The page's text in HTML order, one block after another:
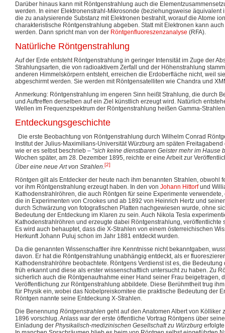
Darüber hinaus kann mit Röntgenstrahlung auch die
werden. In einer Elektronenstrahl-Mikrosonde (beziehungsweise äquivalent
die zu analysierende Substanz mit Elektronen bestrahlt, worauf die Atome
charakteristische Röntgenstrahlung abgeben. Statt mit Elektronen kann
werden. Dann spricht man von der Röntgenfluoreszenzanalyse (RFA).
Natürliche Röntgenstrahlung
Auf der Erde entsteht Röntgenstrahlung in geringer Intensität im Zuge der
Strahlungsarten, die von radioaktivem Zerfall und der Höhenstrahlung
anderen Himmelskörpern entsteht, erreichen die Erdoberfläche nicht, weil
abgeschirmt werden. Sie werden mit Röntgensatelliten wie Chandra und
Anmerkung: Röntgenstrahlung im engeren Sinn heißt Strahlung, die durch
und Auftreffen derselben auf ein Ziel künstlich erzeugt wird. Natürlich
Wellen im Frequenzspektrum der Röntgenstrahlung heißen Gamma-
Entdeckungsgeschichte
Die erste Beobachtung von Röntgenstrahlung durch Wilhelm Conrad
Institut der Julius-Maximilians-Universität Würzburg am späten
wie er es selbst beschrieb – "sich keine dienstbaren Geister mehr im Hause
Wochen später, am 28. Dezember 1895, reichte er eine Arbeit zur
Über eine neue Art von Strahlen.[2]
Röntgen gilt als Entdecker der heute nach ihm benannten Strahlen, obwohl
vor ihm Röntgenstrahlung erzeugt haben. In den von Johann Hittorfund
Kathodenstrahlröhren, die auch Röntgen für seine Experimente
die in Experimenten von Crookes und ab 1892 von Heinrich Hertz und
durch Schwärzung von fotografischen Platten nachgewiesen wurde, ohne
Bedeutung der Entdeckung im Klaren zu sein. Auch Nikola Tesla
Kathodenstrahlröhren und erzeugte dabei Röntgenstrahlung, veröffentlichte
Es wird auch behauptet, dass die X-Strahlen von einem österreichischen
Herkunft Johann Puluj schon im Jahr 1881 entdeckt wurden.
Da die genannten Wissenschaftler ihre Kenntnisse nicht bekanntgaben,
davon. Er hat die Röntgenstrahlung unabhängig entdeckt, als er
Kathodenstrahlröhre beobachtete. Röntgens Verdienst ist es, die
früh erkannt und diese als erster wissenschaftlich untersucht zu haben. Zu
sicherlich auch die Röntgenaufnahme einer Hand seiner Frau beigetragen,
Veröffentlichung zur Röntgenstrahlung abbildete. Diese Berühmtheit trug
für Physik ein, wobei das Nobelpreiskomitee die praktische Bedeutung der
Röntgen nannte seine Entdeckung X-Strahlen.
Die Benennung Röntgenstrahlen geht auf den Anatomen Albert von Kölliker
1896 vorschlug. Anlass war der erste öffentliche Vortrag Röntgens über
Einladung der Physikalisch-medizinischen Gesellschaft zu Würzburg